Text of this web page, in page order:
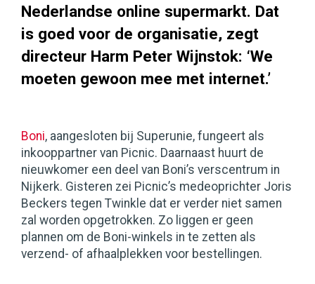
Nederlandse online supermarkt. Dat
is goed voor de organisatie, zegt
directeur Harm Peter Wijnstok: ‘We
moeten gewoon mee met internet.’
Boni, aangesloten bij Superunie, fungeert als
inkooppartner van Picnic. Daarnaast huurt de
nieuwkomer een deel van Boni’s verscentrum in
Nijkerk. Gisteren zei Picnic’s medeoprichter Joris
Beckers tegen Twinkle dat er verder niet samen
zal worden opgetrokken. Zo liggen er geen
plannen om de Boni-winkels in te zetten als
verzend- of afhaalplekken voor bestellingen.